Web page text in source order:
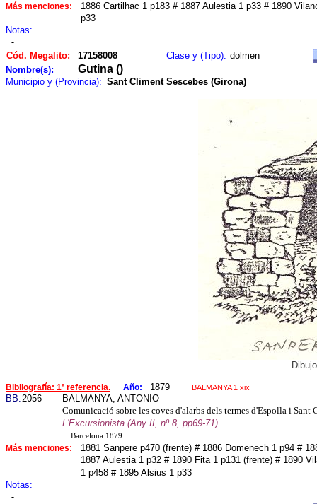
Más menciones:
1886 Cartilhac 1 p183 # 1887 Aulestia 1 p33 # 1890
p33
Notas:
-
Cód. Megalito: 17158008 Clase y (Tipo): dolmen
Nombre(s):
Gutina ()
Municipio y (Provincia): Sant Climent Sescebes (Girona)
Bibliografía: 1ª referencia. Año: 1879 BALMANYA 1 xix
BB:2056
BALMANYA, ANTONIO
Comunicació sobre les coves d'alarbs dels termes d'Espolla i Sant
L'Excursionista (Any II, nº 8, pp69-71)
. . Barcelona 1879
Más menciones:
1881 Sanpere p470 (frente) # 1886 Domenech 1 p94 #
1887 Aulestia 1 p32 # 1890 Fita 1 p131 (frente) # 1890
1 p458 # 1895 Alsius 1 p33
Notas:
-